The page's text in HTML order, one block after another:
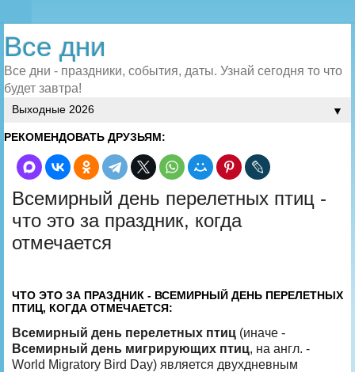
Все дни
Все дни - праздники, события, даты. Узнай сегодня то что
будет завтра!
▼
РЕКОМЕНДОВАТЬ ДРУЗЬЯМ:
Всемирный день перелетных птиц -
что это за праздник, когда
отмечается
ЧТО ЭТО ЗА ПРАЗДНИК - ВСЕМИРНЫЙ ДЕНЬ ПЕРЕЛЕТНЫХ
ПТИЦ, КОГДА ОТМЕЧАЕТСЯ:
Всемирный день перелетных птиц (иначе -
Всемирный день мигрирующих птиц, на англ. -
World Migratory Bird Day) является двухдневным